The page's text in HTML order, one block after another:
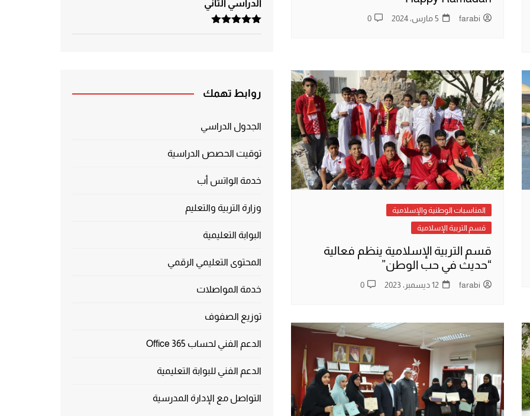
farabi 5 مارس، 2024 0
المناسبات الوطنية والإسلامية
قسم التربية الإسلامية
‏قسم التربية الإسلامية ينظم فعالية
“حديث في حب الوطن”
farabi 12 ديسمبر، 2023 0
الدراسي الثاني
تم التقييم
روابط تهمك
الجدول الدراسي
توقيت الحصص الدراسية
خدمة الواتس أب
وزارة التربية والتعليم
البوابة التعليمية
المحتوى التعليمي الرقمي
خدمة المواصلات
توزيع الصفوف
الدعم الفني لحساب Office 365
الدعم الفني للبوابة التعليمية
التواصل مع الإدارة المدرسية